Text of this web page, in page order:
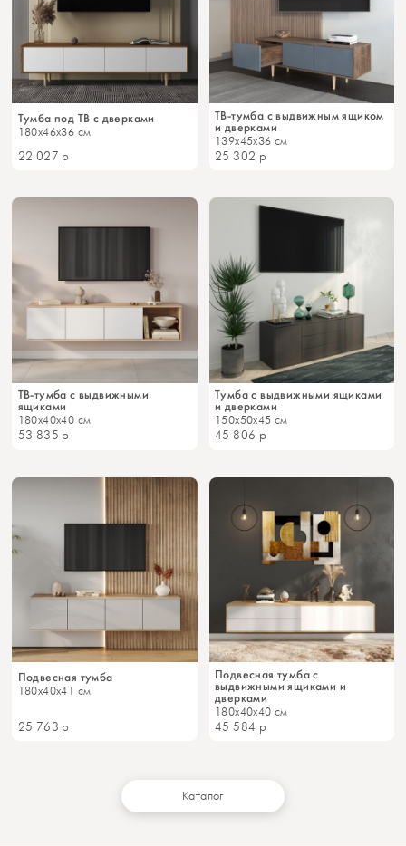
Тумба под ТВ с дверками
180x46x36 см
22 027 р
ТВ-тумба с выдвижным ящиком
и дверками
139x45x36 см
25 302 р
ТВ-тумба с выдвижными
ящиками
180x40x40 см
53 835 р
Тумба с выдвижными ящиками
и дверками
150x50x45 см
45 806 р
Подвесная тумба
180x40x41 см
25 763 р
Подвесная тумба с
выдвижными ящиками и
дверками
180x40x40 см
45 584 р
Каталог